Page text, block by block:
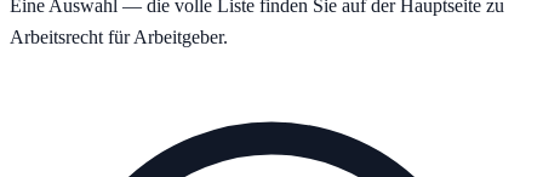
Eine Auswahl — die volle Liste finden Sie auf der Hauptseite zu
Arbeitsrecht für Arbeitgeber.